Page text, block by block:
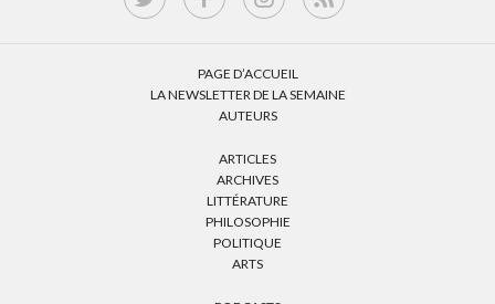
PAGE D’ACCUEIL
LA NEWSLETTER DE LA SEMAINE
AUTEURS
ARTICLES
ARCHIVES
LITTÉRATURE
PHILOSOPHIE
POLITIQUE
ARTS